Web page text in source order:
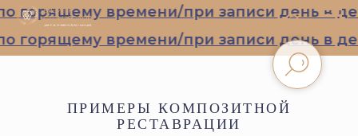
времени/при записи день в
времени/при записи день в
ПРИМЕРЫ КОМПОЗИТНОЙ
РЕСТАВРАЦИИ